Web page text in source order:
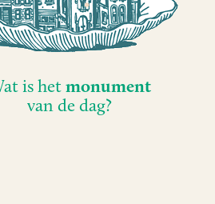
is hetmonument
van de dag?